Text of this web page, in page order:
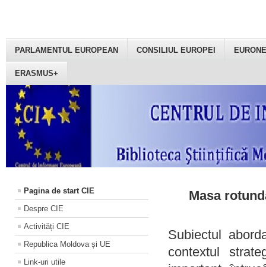
PARLAMENTUL EUROPEAN CONSILIUL EUROPEI
ERASMUS+
Pagina de start CIE
Despre CIE
Activități CIE
Republica Moldova și UE
Link-uri utile
Masa
Subiectul
contextul